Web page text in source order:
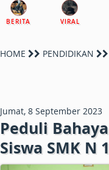
BERITA VIRAL
HOME PENDIDIKAN
Jumat, 8 September 2023
Peduli
Siswa SMK N